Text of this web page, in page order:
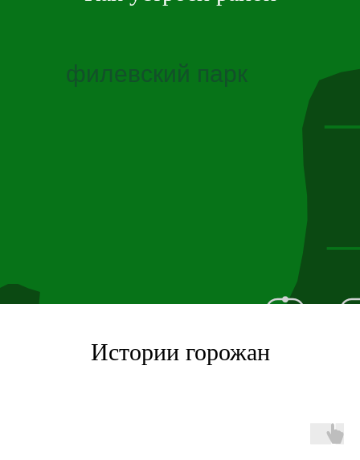
филевский парк
Истории горожан